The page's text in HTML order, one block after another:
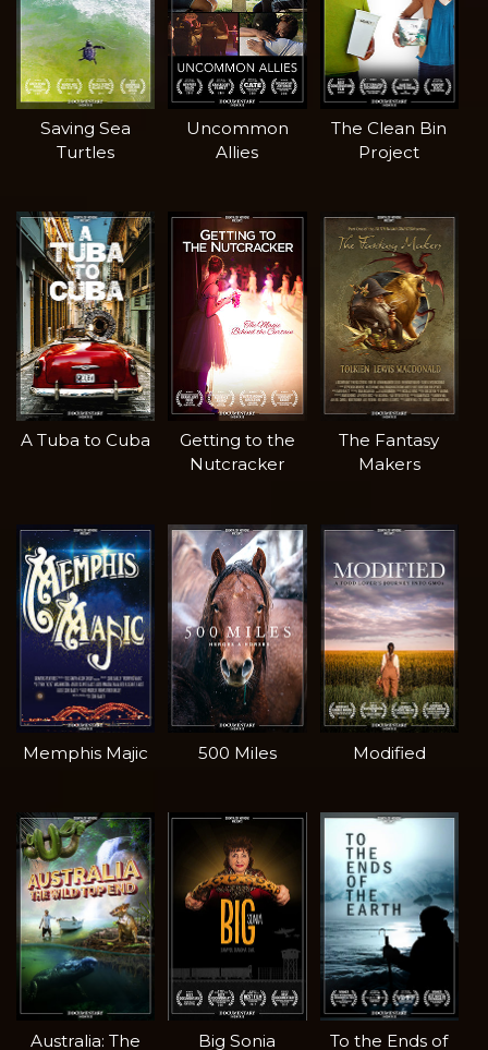
Saving Sea
Turtles
Uncommon
Allies
The Clean Bin
Project
A Tuba to Cuba
Getting to the
Nutcracker
The Fantasy
Makers
Memphis Majic 500 Miles Modified
Australia: The Big Sonia To the Ends of